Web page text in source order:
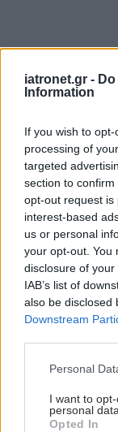
iatronet.gr -
Information
If you wish to
processing of
targeted
section to
opt-out request is
interest-based
us or personal
your opt-out. You
disclosure of
IAB’s list of
also be disclosed
Downstream
Please note that
not limited to
grant or deny
Personal
I want to
personal data.
Opted In